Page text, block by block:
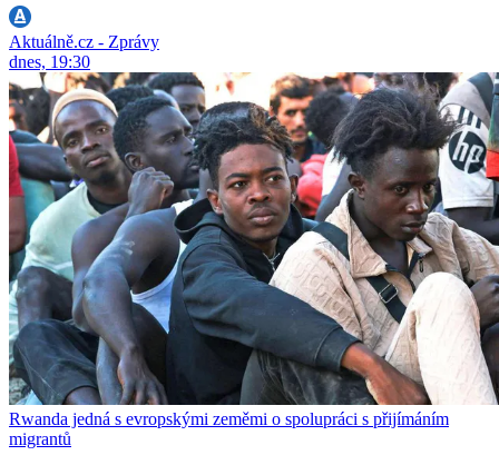
Aktuálně.cz - Zprávy
dnes, 19:30
Rwanda jedná s evropskými zeměmi o spolupráci s přijímáním
migrantů